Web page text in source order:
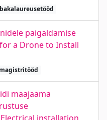
bakalaureusetööd
paigaldamise
a Drone to Install
magistritööd
maajaama